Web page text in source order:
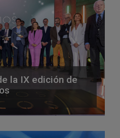
la IX edición de